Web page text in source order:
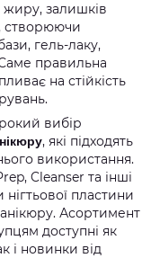
жиру, залишків
створюючи
гель-лаку,
правильна
на стійкість
вибір
, які підходять
використання.
Cleanser та інші
пластини
Асортимент
доступні як
і новинки від